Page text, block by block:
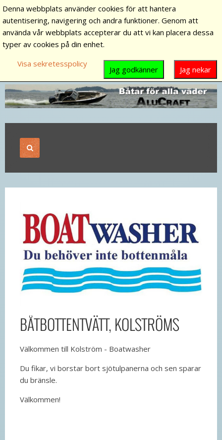
BÅTBOTTENTVÄTT, KOLSTRÖMS
Välkommen till Kolström - Boatwasher
Du fikar, vi borstar bort sjötulpanerna och sen sparar
du bränsle.
Välkommen!
Denna webbplats använder cookies för att hantera
autentisering, navigering och andra funktioner. Genom att
använda vår webbplats accepterar du att vi kan placera dessa
typer av cookies på din enhet.
Visa sekretesspolicy
Jag nekar
Jag godkänner